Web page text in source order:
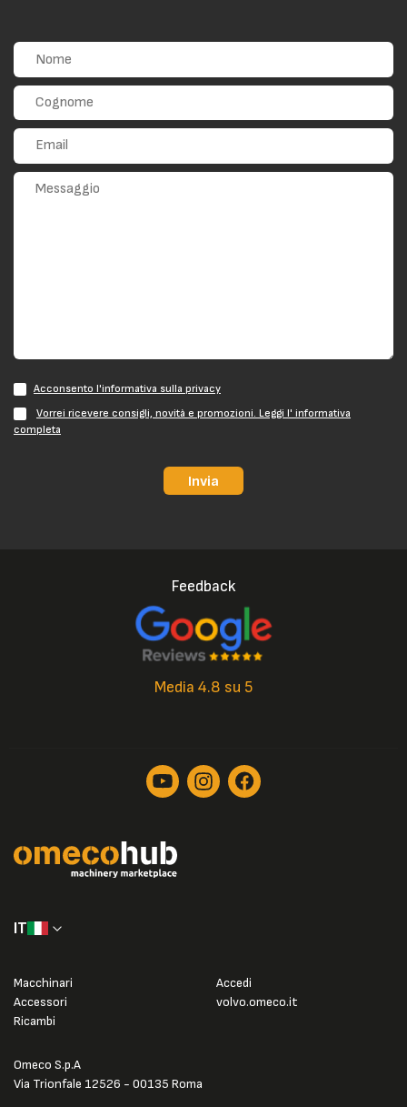
Acconsento l'informativa sulla privacy
Vorrei ricevere consigli, novità e promozioni. Leggi l' informativa
completa
Invia
Feedback
Media 4.8 su 5
IT
Omeco S.p.A
Via Trionfale 12526 - 00135 Roma
Macchinari
Accessori
Ricambi
Accedi
volvo.omeco.it